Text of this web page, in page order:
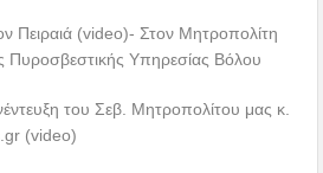
Πειραιά (video)- Στον Μητροπολίτη
Πυροσβεστικής Υπηρεσίας Βόλου
του Σεβ. Μητροπολίτου μας κ.
(video)